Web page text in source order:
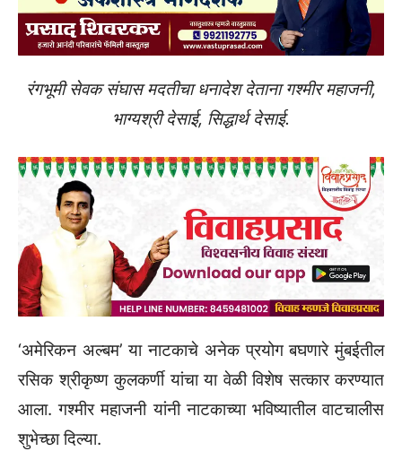
रंगभूमी सेवक संघास मदतीचा धनादेश देताना गश्मीर महाजनी,
भाग्यश्री देसाई, सिद्धार्थ देसाई.
‌‘अमेरिकन अल्बम‌’ या नाटकाचे अनेक प्रयोग बघणारे मुंबईतील
रसिक श्रीकृष्ण कुलकर्णी यांचा या वेळी विशेष सत्कार करण्यात
आला. गश्मीर महाजनी यांनी नाटकाच्या भविष्यातील वाटचालीस
शुभेच्छा दिल्या.